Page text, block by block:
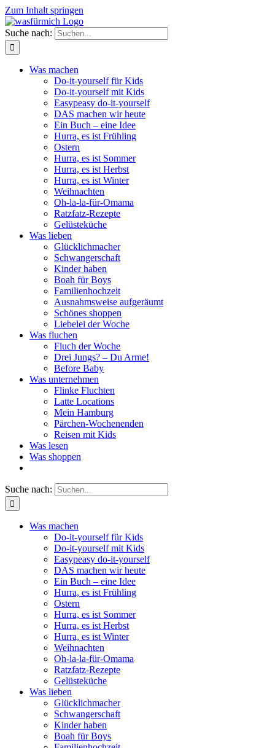
Zum Inhalt springen
Suche nach:
Was machen
Do-it-yourself für Kids
Do-it-yourself mit Kids
Easypeasy do-it-yourself
DAS machen wir heute
Ein Buch – eine Idee
Hurra, es ist Frühling
Ostern
Hurra, es ist Sommer
Hurra, es ist Herbst
Hurra, es ist Winter
Weihnachten
Oh-la-la-für-Omama
Ratzfatz-Rezepte
Gelüsteküche
Was lieben
Glücklichmacher
Schwangerschaft
Kinder haben
Boah für Boys
Familienhochzeit
Ausnahmsweise aufgeräumt
Schönes shoppen
Liebelei der Woche
Was fluchen
Fluch der Woche
Drei Jungs? – Du Arme!
Before Baby
Was unternehmen
Flinke Fluchten
Latte Locations
Mein Hamburg
Pärchen-Wochenenden
Reisen mit Kids
Was lesen
Was shoppen
Suche nach:
Was machen
Do-it-yourself für Kids
Do-it-yourself mit Kids
Easypeasy do-it-yourself
DAS machen wir heute
Ein Buch – eine Idee
Hurra, es ist Frühling
Ostern
Hurra, es ist Sommer
Hurra, es ist Herbst
Hurra, es ist Winter
Weihnachten
Oh-la-la-für-Omama
Ratzfatz-Rezepte
Gelüsteküche
Was lieben
Glücklichmacher
Schwangerschaft
Kinder haben
Boah für Boys